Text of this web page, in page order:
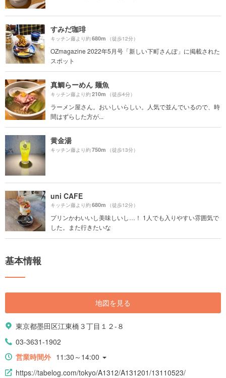
すみだ珈琲
キッチン藤より約680m （徒歩12分）
OZmagazine 2022年5月号「新しい下町さんぽ」に掲載された
スポット
真鯛らーめん 麺魚
キッチン藤より約210m （徒歩4分）
ラーメン屋さん。おいしいらしい。人気で並んでいるので、時
間はずらした方が...
黄金湯
キッチン藤より約750m （徒歩13分）
uni CAFE
キッチン藤より約680m （徒歩12分）
プリンかわいいし美味しいし…！ 1人でも入りやすい雰囲気で
した。また行きたいな
基本情報
地図を見る
東京都墨田区江東橋３丁目１２-８
03-3631-1902
営業時間外 11:30～14:00
https://tabelog.com/tokyo/A1312/A131201/13110523/